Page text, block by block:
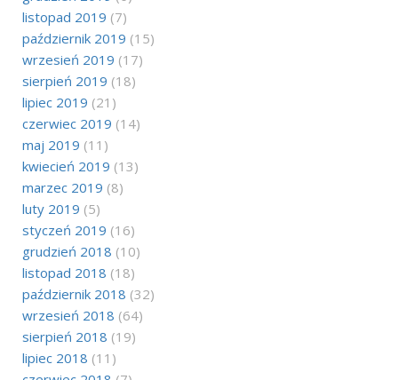
listopad 2019 (7)
październik 2019 (15)
wrzesień 2019 (17)
sierpień 2019 (18)
lipiec 2019 (21)
czerwiec 2019 (14)
maj 2019 (11)
kwiecień 2019 (13)
marzec 2019 (8)
luty 2019 (5)
styczeń 2019 (16)
grudzień 2018 (10)
listopad 2018 (18)
październik 2018 (32)
wrzesień 2018 (64)
sierpień 2018 (19)
lipiec 2018 (11)